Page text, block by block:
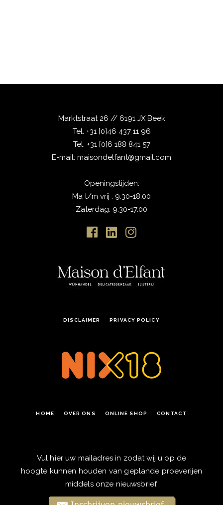
Marktstraat 26 // 6191 JX Beek
Tel. +31 [0]46 437 11 96
Tel. +31 [0]6 188 841 57
E-mail: maisondelfant@gmail.com
Openingstijden:
Ma t/m vrij : 9.30-18.00
Zaterdag: 9.30-17.00
DISCLAIMER PRIVACY POLICY
HOME OVER ONS ONLINE SHOP CONTACT
Vul hier uw mailadres in zodat wij u op de
hoogte kunnen houden van geplande proeverijen
middels onze nieuwsbrief.